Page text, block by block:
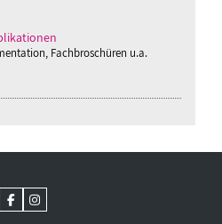
Fachbroschüren u.a.